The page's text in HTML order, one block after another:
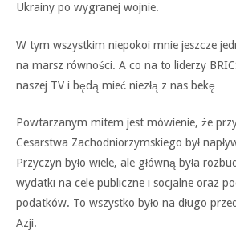
Ukrainy po wygranej wojnie.
W tym wszystkim niepokoi mnie jeszcze
na marsz równości. A co na to liderzy
naszej TV i będą mieć niezłą z nas bekę…
Powtarzanym mitem jest mówienie, że
Cesarstwa Zachodniorzymskiego był
Przyczyn było wiele, ale główną była
wydatki na cele publiczne i socjalne oraz
podatków. To wszystko było na długo
Azji.